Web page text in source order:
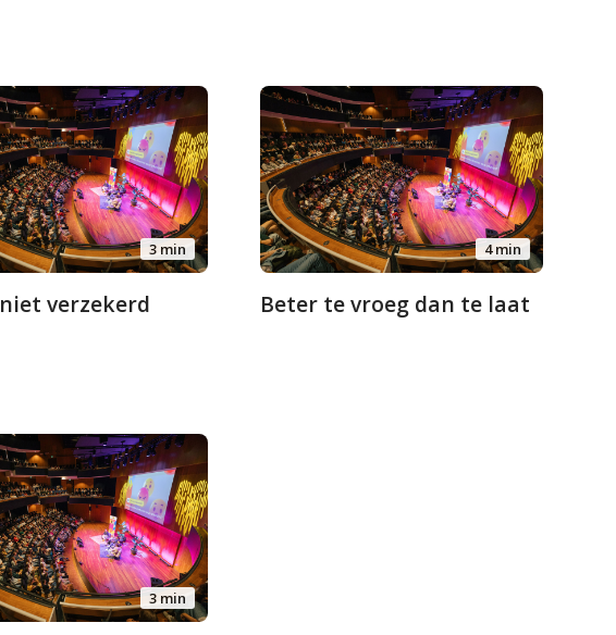
3 min
niet verzekerd
4 min
Beter te vroeg dan te laat
3 min